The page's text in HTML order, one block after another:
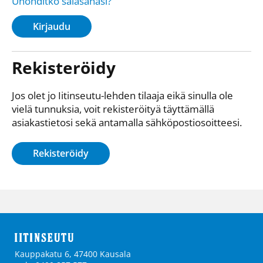
Kirjaudu
Rekisteröidy
Jos olet jo Iitinseutu-lehden tilaaja eikä sinulla ole
vielä tunnuksia, voit rekisteröityä täyttämällä
asiakastietosi sekä antamalla sähkö­posti­osoitteesi.
Rekisteröidy
Kauppakatu 6, 47400 Kausala